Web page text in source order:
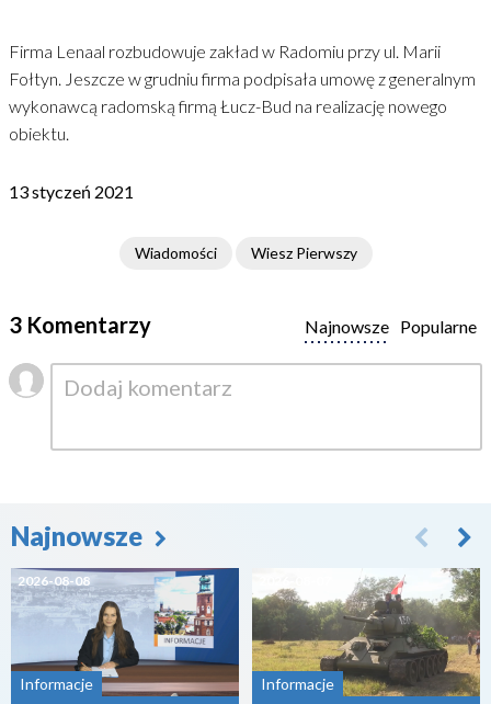
Firma Lenaal rozbudowuje zakład w Radomiu przy ul. Marii
Fołtyn. Jeszcze w grudniu firma podpisała umowę z generalnym
wykonawcą radomską firmą Łucz-Bud na realizację nowego
obiektu.
13 styczeń 2021
Wiadomości Wiesz Pierwszy
3 Komentarzy Popularne
Najnowsze
Najnowsze
2026-08-08
Informacje Informacje